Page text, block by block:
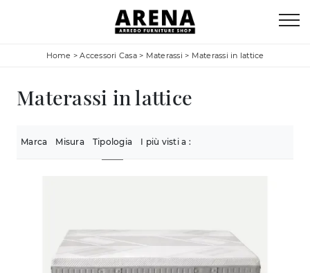
Home >Accessori Casa> Materassi > Materassi in lattice
Materassi in lattice
Marca Misura Tipologia I più visti a :